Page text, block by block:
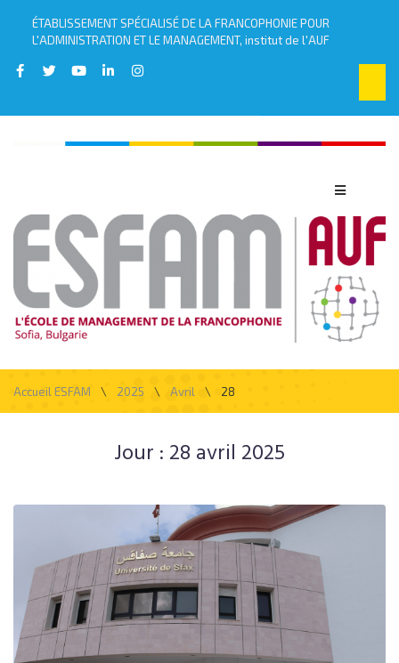
ÉTABLISSEMENT SPÉCIALISÉ DE LA FRANCOPHONIE POUR
L'ADMINISTRATION ET LE MANAGEMENT, institut de l'AUF
Accueil ESFAM \ 2025 \ Avril \ 28
Jour : 28 avril 2025